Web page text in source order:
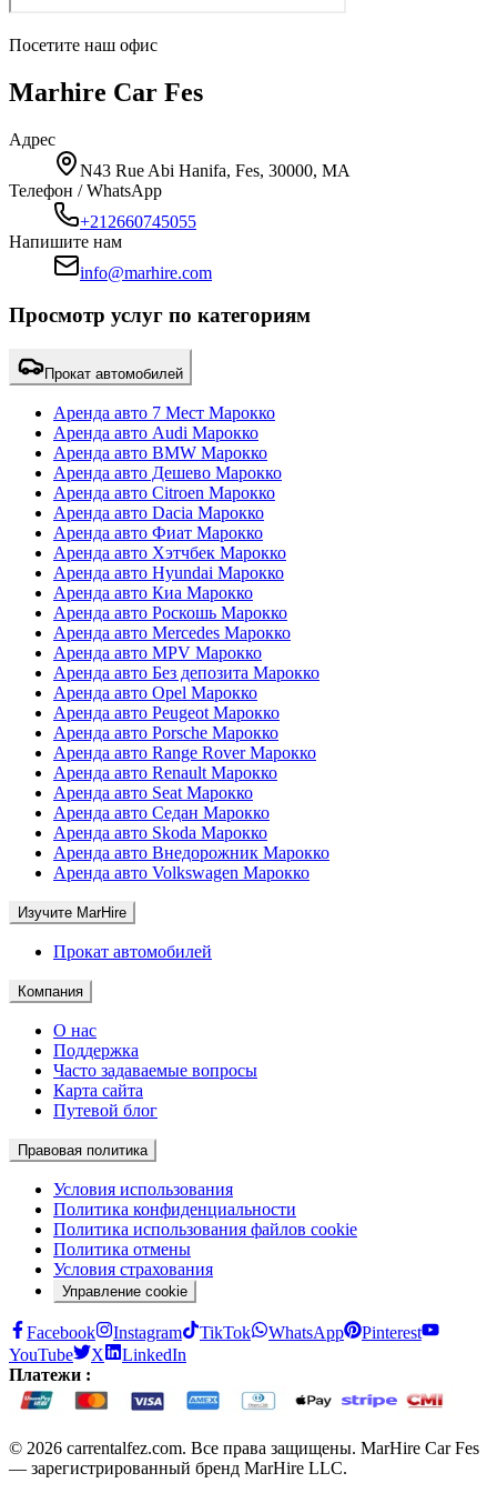
Посетите наш офис
Marhire Car Fes
Адрес
N43 Rue Abi Hanifa, Fes, 30000, MA
Телефон / WhatsApp
+212660745055
Напишите нам
info@marhire.com
Просмотр услуг по категориям
Прокат автомобилей
Аренда авто 7 Мест Марокко
Аренда авто Audi Марокко
Аренда авто BMW Марокко
Аренда авто Дешево Марокко
Аренда авто Citroen Марокко
Аренда авто Dacia Марокко
Аренда авто Фиат Марокко
Аренда авто Хэтчбек Марокко
Аренда авто Hyundai Марокко
Аренда авто Киа Марокко
Аренда авто Роскошь Марокко
Аренда авто Mercedes Марокко
Аренда авто MPV Марокко
Аренда авто Без депозита Марокко
Аренда авто Opel Марокко
Аренда авто Peugeot Марокко
Аренда авто Porsche Марокко
Аренда авто Range Rover Марокко
Аренда авто Renault Марокко
Аренда авто Seat Марокко
Аренда авто Седан Марокко
Аренда авто Skoda Марокко
Аренда авто Внедорожник Марокко
Аренда авто Volkswagen Марокко
Изучите MarHire
Прокат автомобилей
Компания
О нас
Поддержка
Часто задаваемые вопросы
Карта сайта
Путевой блог
Правовая политика
Условия использования
Политика конфиденциальности
Политика использования файлов cookie
Политика отмены
Условия страхования
Управление cookie
Facebook Instagram TikTok WhatsApp
Pinterest
YouTube
X
LinkedIn
Платежи :
© 2026 carrentalfez.com. Все права защищены. MarHire Car Fes
— зарегистрированный бренд MarHire LLC.